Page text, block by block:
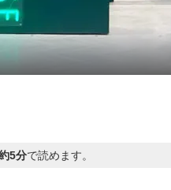
5分で読めます。